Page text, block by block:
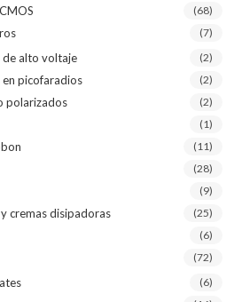
(68)
(7)
de alto voltaje (2)
picofaradios (2)
polarizados (2)
(1)
(11)
(28)
(9)
cremas disipadoras (25)
(6)
(72)
(6)